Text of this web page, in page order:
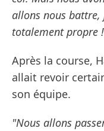
allons nous
totalement propre
Après la course,
allait revoir
son équipe.
"Nous allons